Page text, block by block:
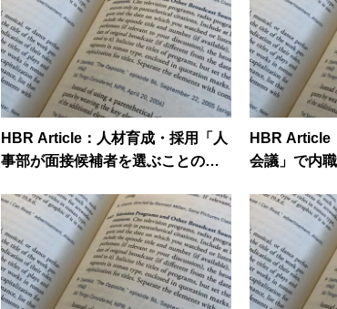
HBR Article：人材育成・採用「人
事部が面接候補者を選ぶことの意
HBR Article
会議」で内